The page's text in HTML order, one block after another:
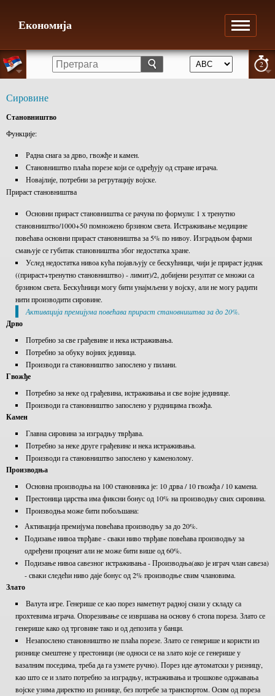
2
Економија
Сировине
Становништво
Функције:
Радна снага за дрво, гвожђе и камен.
Становништво плаћа порезе који се одређују од стране играча.
Новајлије, потребни за регрутацију војске.
Прираст становништва
Основни прираст становништва се рачуна по формули: 1 х тренутно
становништво/1000+50 помножено брзином света. Истраживање медицине
повећава основни прираст становништва за 5% по нивоу. Изградњом фарми
смањује се губитак становништва због недостатка хране.
Услед недостатка нивоа кућа појављују се бескућници, чији је прираст једнак
((прираст+тренутно становништво) - лимит)/2, добијени резултат се множи са
брзином света. Бескућници могу бити унајмљени у војску, али не могу радити
нити производити сировине.
Активaција премијума повећава прираст становништва за до 20%.
Дрво
Потребно за све грађевине и нека истраживања.
Потребно за обуку војних јединица.
Производи га становништво запослено у пилани.
Гвожђе
Потребно за неке од грађевина, истраживања и све војне јединице.
Производи га становништво запослено у рудницима гвожђа.
Камен
Главна сировина за изградњу тврђава.
Потребно за неке друге грађевинe и некa истраживања.
Производи га становништво запослено у каменолому.
Производња
Основна производња на 100 становника је: 10 дрва / 10 гвожђа / 10 камена.
Престоница царства има фиксни бонус од 10% на производњу свих сировина.
Производња може бити побољшана:
Активација премијума повећава производњу за до 20%.
Подизање нивоа тврђаве - сваки ниво тврђаве повећава производњу за
одређени проценат али не може бити више од 60%.
Подизање нивоа савезног истраживања - Производња(ако је играч члан савеза)
- сваки следећи ниво даје бонус од 2% производње свим члановима.
Злато
Валута игре. Генерише се као порез наметнут радној снази у складу са
прохтевима играча. Опорезивање се извршава на основу 6 стопа пореза. Злато се
генерише како од трговине тако и од депозита у банци.
Незапослено становништво не плаћа порезе. Злато се генерише и користи из
ризнице смештене у престоници (не односи се на злато које се генерише у
вазалним поседима, треба да га узмете ручно). Порез иде аутоматски у ризницу,
као што се и злато потребно за изградњу, истраживања и трошкове одржавања
војске узима директно из ризнице, без потребе за транспортом. Осим од пореза